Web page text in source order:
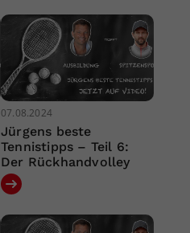
07.08.2024
Jürgens beste
Tennistipps – Teil 6:
Der Rückhandvolley